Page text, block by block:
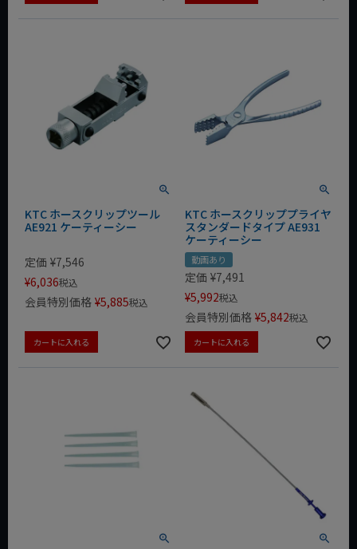
KTC ホースクリップツール
AE921 ケーティーシー
定価 ¥7,546
¥6,036税込
会員特別価格 ¥5,885税込
カートに入れる
KTC ホースクリッププライヤ
スタンダードタイプ AE931
ケーティーシー
動画あり
定価 ¥7,491
¥5,992税込
会員特別価格 ¥5,842税込
カートに入れる